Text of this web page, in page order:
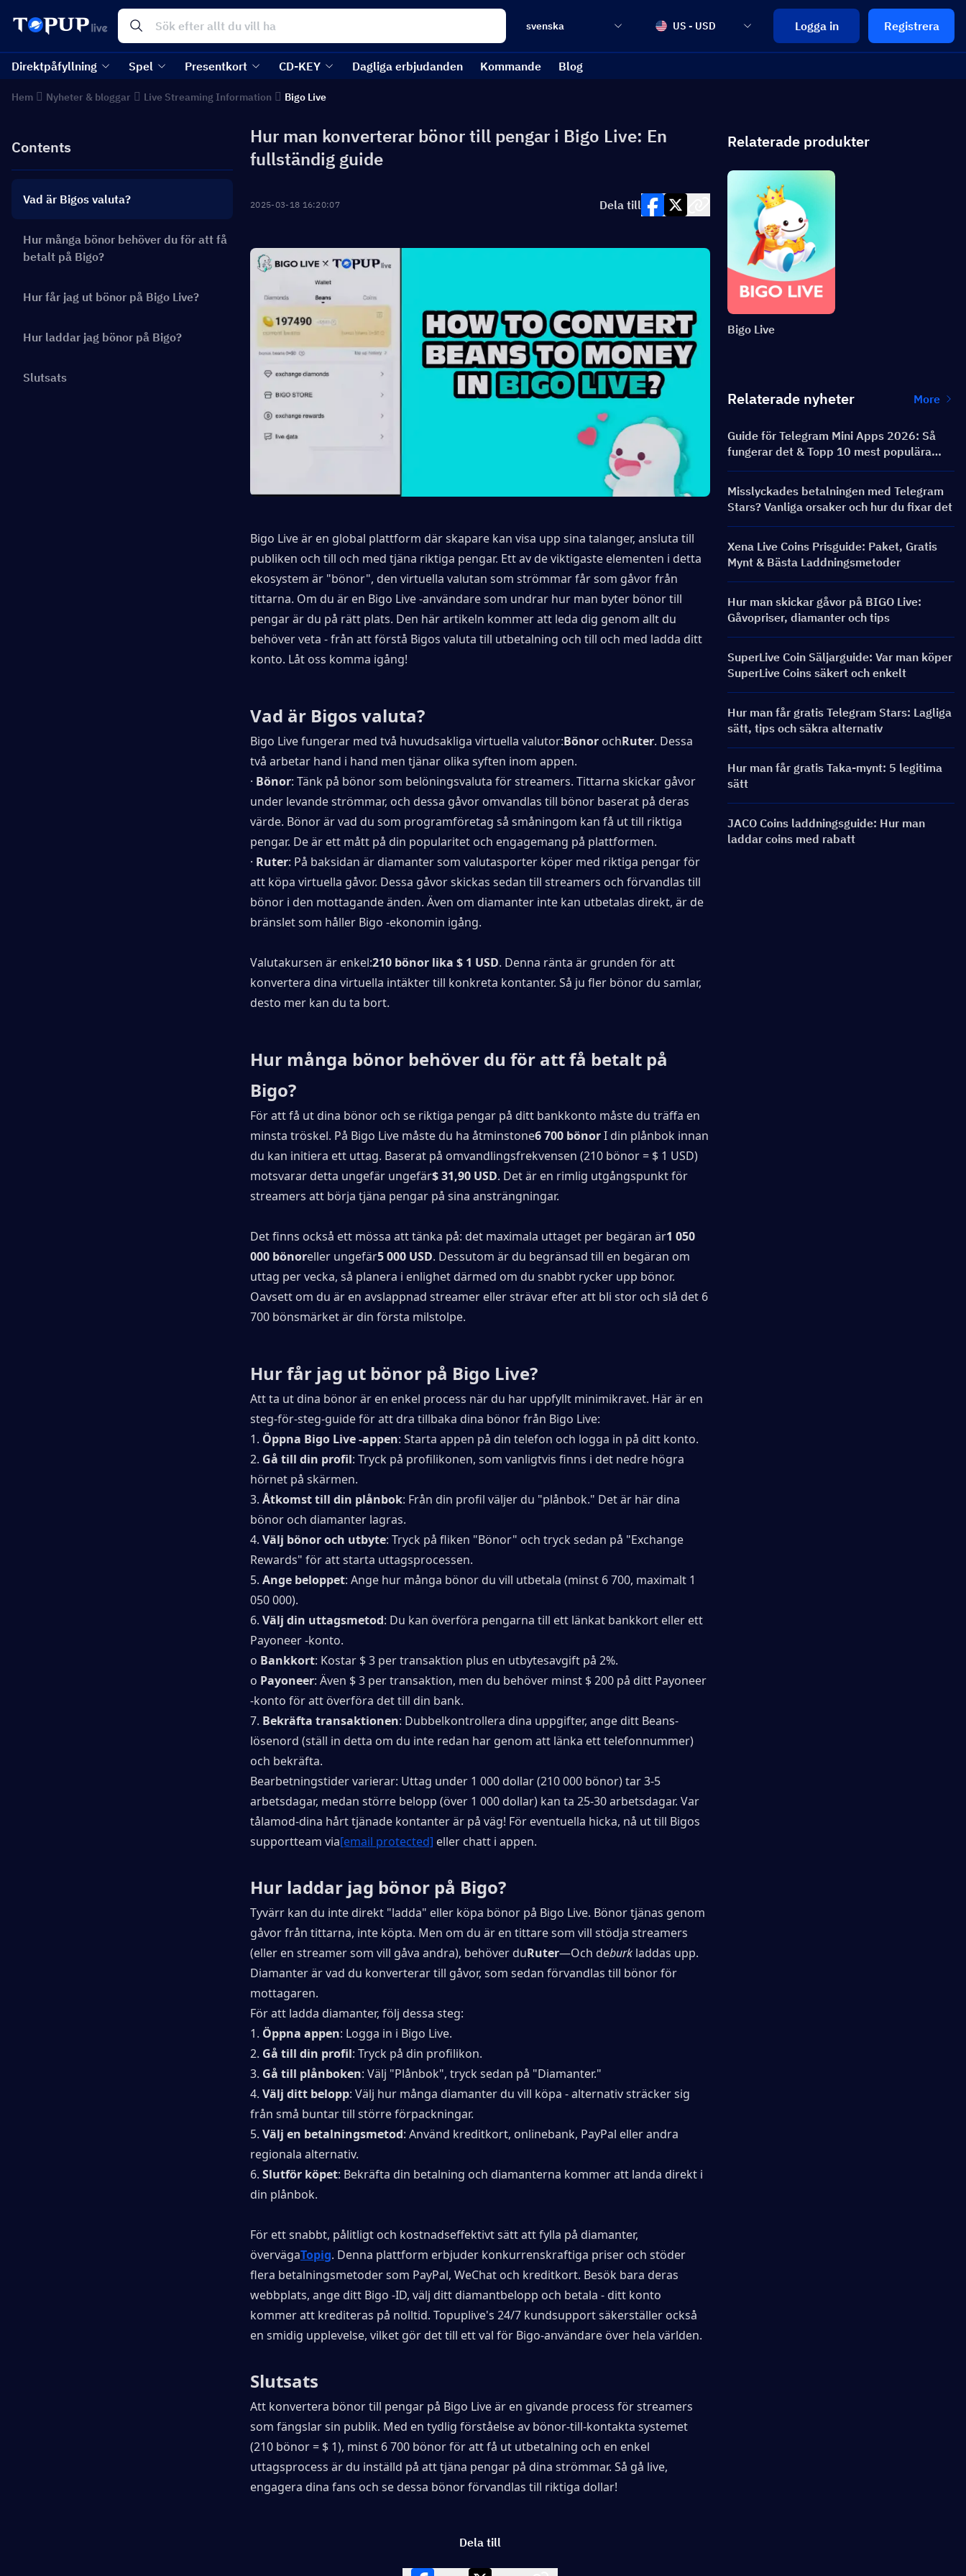
svenska US - USD Logga in Registrera
Direktpåfyllning Spel Presentkort CD-KEY Dagliga erbjudanden Kommande Blog
Hem Nyheter & bloggar Live Streaming Information Bigo Live
Contents
Vad är Bigos valuta?
Hur många bönor behöver du för att få
betalt på Bigo?
Hur får jag ut bönor på Bigo Live?
Hur laddar jag bönor på Bigo?
Slutsats
Hur man konverterar bönor till pengar i Bigo Live: En
fullständig guide
2025-03-18 16:20:07 Dela till
Bigo Live är en global plattform där skapare kan visa upp sina talanger, ansluta till
publiken och till och med tjäna riktiga pengar. Ett av de viktigaste elementen i detta
ekosystem är "bönor", den virtuella valutan som strömmar får som gåvor från
tittarna. Om du är en Bigo Live -användare som undrar hur man byter bönor till
pengar är du på rätt plats. Den här artikeln kommer att leda dig genom allt du
behöver veta - från att förstå Bigos valuta till utbetalning och till och med ladda ditt
konto. Låt oss komma igång!
Vad är Bigos valuta?
Bigo Live fungerar med två huvudsakliga virtuella valutor:Bönor ochRuter. Dessa
två arbetar hand i hand men tjänar olika syften inom appen.
· Bönor: Tänk på bönor som belöningsvaluta för streamers. Tittarna skickar gåvor
under levande strömmar, och dessa gåvor omvandlas till bönor baserat på deras
värde. Bönor är vad du som programföretag så småningom kan få ut till riktiga
pengar. De är ett mått på din popularitet och engagemang på plattformen.
· Ruter: På baksidan är diamanter som valutasporter köper med riktiga pengar för
att köpa virtuella gåvor. Dessa gåvor skickas sedan till streamers och förvandlas till
bönor i den mottagande änden. Även om diamanter inte kan utbetalas direkt, är de
bränslet som håller Bigo -ekonomin igång.
Valutakursen är enkel:210 bönor lika $ 1 USD. Denna ränta är grunden för att
konvertera dina virtuella intäkter till konkreta kontanter. Så ju fler bönor du samlar,
desto mer kan du ta bort.
Hur många bönor behöver du för att få betalt på
Bigo?
För att få ut dina bönor och se riktiga pengar på ditt bankkonto måste du träffa en
minsta tröskel. På Bigo Live måste du ha åtminstone6 700 bönor I din plånbok innan
du kan initiera ett uttag. Baserat på omvandlingsfrekvensen (210 bönor = $ 1 USD)
motsvarar detta ungefär ungefär$ 31,90 USD. Det är en rimlig utgångspunkt för
streamers att börja tjäna pengar på sina ansträngningar.
Det finns också ett mössa att tänka på: det maximala uttaget per begäran är1 050
000 bönoreller ungefär5 000 USD. Dessutom är du begränsad till en begäran om
uttag per vecka, så planera i enlighet därmed om du snabbt rycker upp bönor.
Oavsett om du är en avslappnad streamer eller strävar efter att bli stor och slå det 6
700 bönsmärket är din första milstolpe.
Hur får jag ut bönor på Bigo Live?
Att ta ut dina bönor är en enkel process när du har uppfyllt minimikravet. Här är en
steg-för-steg-guide för att dra tillbaka dina bönor från Bigo Live:
1. Öppna Bigo Live -appen: Starta appen på din telefon och logga in på ditt konto.
2. Gå till din profil: Tryck på profilikonen, som vanligtvis finns i det nedre högra
hörnet på skärmen.
3. Åtkomst till din plånbok: Från din profil väljer du "plånbok." Det är här dina
bönor och diamanter lagras.
4. Välj bönor och utbyte: Tryck på fliken "Bönor" och tryck sedan på "Exchange
Rewards" för att starta uttagsprocessen.
5. Ange beloppet: Ange hur många bönor du vill utbetala (minst 6 700, maximalt 1
050 000).
6. Välj din uttagsmetod: Du kan överföra pengarna till ett länkat bankkort eller ett
Payoneer -konto.
o Bankkort: Kostar $ 3 per transaktion plus en utbytesavgift på 2%.
o Payoneer: Även $ 3 per transaktion, men du behöver minst $ 200 på ditt Payoneer
-konto för att överföra det till din bank.
7. Bekräfta transaktionen: Dubbelkontrollera dina uppgifter, ange ditt Beans-
lösenord (ställ in detta om du inte redan har genom att länka ett telefonnummer)
och bekräfta.
Bearbetningstider varierar: Uttag under 1 000 dollar (210 000 bönor) tar 3-5
arbetsdagar, medan större belopp (över 1 000 dollar) kan ta 25-30 arbetsdagar. Var
tålamod-dina hårt tjänade kontanter är på väg! För eventuella hicka, nå ut till Bigos
supportteam via[email protected] eller chatt i appen.
Hur laddar jag bönor på Bigo?
Tyvärr kan du inte direkt "ladda" eller köpa bönor på Bigo Live. Bönor tjänas genom
gåvor från tittarna, inte köpta. Men om du är en tittare som vill stödja streamers
(eller en streamer som vill gåva andra), behöver duRuter—Och deburk laddas upp.
Diamanter är vad du konverterar till gåvor, som sedan förvandlas till bönor för
mottagaren.
För att ladda diamanter, följ dessa steg:
1. Öppna appen: Logga in i Bigo Live.
2. Gå till din profil: Tryck på din profilikon.
3. Gå till plånboken: Välj "Plånbok", tryck sedan på "Diamanter."
4. Välj ditt belopp: Välj hur många diamanter du vill köpa - alternativ sträcker sig
från små buntar till större förpackningar.
5. Välj en betalningsmetod: Använd kreditkort, onlinebank, PayPal eller andra
regionala alternativ.
6. Slutför köpet: Bekräfta din betalning och diamanterna kommer att landa direkt i
din plånbok.
För ett snabbt, pålitligt och kostnadseffektivt sätt att fylla på diamanter,
övervägaTopig. Denna plattform erbjuder konkurrenskraftiga priser och stöder
flera betalningsmetoder som PayPal, WeChat och kreditkort. Besök bara deras
webbplats, ange ditt Bigo -ID, välj ditt diamantbelopp och betala - ditt konto
kommer att krediteras på nolltid. Topuplive's 24/7 kundsupport säkerställer också
en smidig upplevelse, vilket gör det till ett val för Bigo-användare över hela världen.
Slutsats
Att konvertera bönor till pengar på Bigo Live är en givande process för streamers
som fängslar sin publik. Med en tydlig förståelse av bönor-till-kontakta systemet
(210 bönor = $ 1), minst 6 700 bönor för att få ut utbetalning och en enkel
uttagsprocess är du inställd på att tjäna pengar på dina strömmar. Så gå live,
engagera dina fans och se dessa bönor förvandlas till riktiga dollar!
Dela till
Relaterade produkter
Bigo Live
Relaterade nyheter More
Guide för Telegram Mini Apps 2026: Så
fungerar det & Topp 10 mest populära
Telegram Mini Apps
Misslyckades betalningen med Telegram
Stars? Vanliga orsaker och hur du fixar det
Xena Live Coins Prisguide: Paket, Gratis
Mynt & Bästa Laddningsmetoder
Hur man skickar gåvor på BIGO Live:
Gåvopriser, diamanter och tips
SuperLive Coin Säljarguide: Var man köper
SuperLive Coins säkert och enkelt
Hur man får gratis Telegram Stars: Lagliga
sätt, tips och säkra alternativ
Hur man får gratis Taka-mynt: 5 legitima
sätt
JACO Coins laddningsguide: Hur man
laddar coins med rabatt